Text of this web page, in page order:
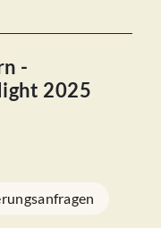
-
2025